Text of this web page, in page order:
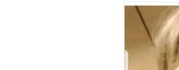
HERMANO